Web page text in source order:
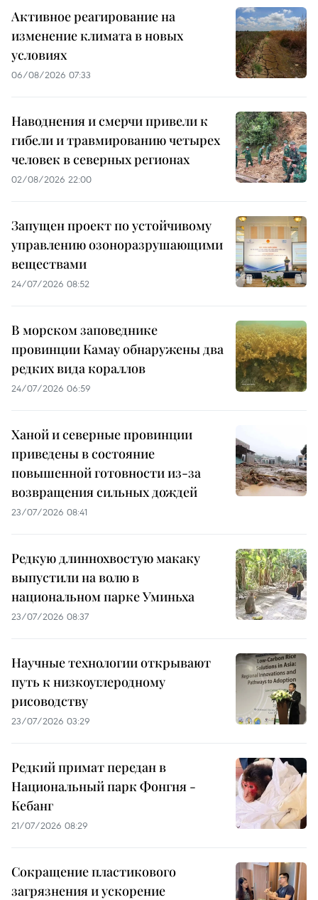
Активное реагирование на
изменение климата в новых
условиях
06/08/2026 07:33
Наводнения и смерчи привели к
гибели и травмированию четырех
человек в северных регионах
02/08/2026 22:00
Запущен проект по устойчивому
управлению озоноразрушающими
веществами
24/07/2026 08:52
В морском заповеднике
провинции Камау обнаружены два
редких вида кораллов
24/07/2026 06:59
Ханой и северные провинции
приведены в состояние
повышенной готовности из-за
возвращения сильных дождей
23/07/2026 08:41
Редкую длиннохвостую макаку
выпустили на волю в
национальном парке Уминьха
23/07/2026 08:37
Научные технологии открывают
путь к низкоуглеродному
рисоводству
23/07/2026 03:29
Редкий примат передан в
Национальный парк Фонгня -
Кебанг
21/07/2026 08:29
Сокращение пластикового
загрязнения и ускорение